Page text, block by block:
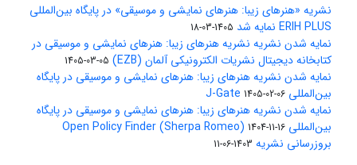
نشریه «هنرهای زیبا: هنرهای نمایشی و موسیقی» در پایگاه بین‌المللی
ERIH PLUS نمایه شد
1405-03-18
نمایه شدن نشریه نشریه هنرهای زیبا: هنرهای نمایشی و موسیقی در
کتابخانه دیجیتال نشریات الکترونیکی آلمان (EZB)
1405-03-05
نمایه شدن نشریه هنرهای زیبا: هنرهای نمایشی و موسیقی در پایگاه
بین‌المللی J-Gate 1405-02-06
نمایه شدن نشریه هنرهای زیبا: هنرهای نمایشی و موسیقی در پایگاه
بین‌المللی Open Policy Finder (Sherpa Romeo) 1404-11-16
بروزرسانی نشریه 1403-06-11